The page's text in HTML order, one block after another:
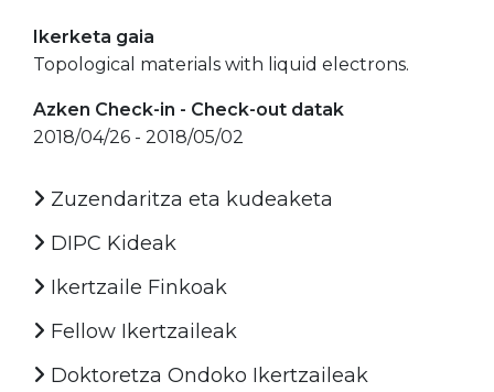
Ikerketa gaia
Topological materials with liquid electrons.
Azken Check-in - Check-out datak
2018/04/26 - 2018/05/02
Zuzendaritza eta kudeaketa
DIPC Kideak
Ikertzaile Finkoak
Fellow Ikertzaileak
Doktoretza Ondoko Ikertzaileak